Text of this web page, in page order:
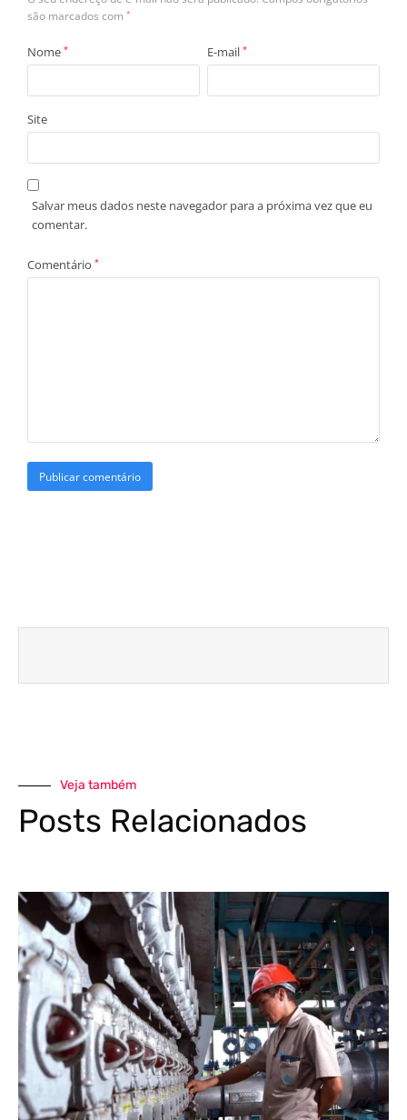
são marcados com *
Nome * E-mail *
Site
Salvar meus dados neste navegador para a próxima vez que eu
comentar.
Comentário *
Veja também
Posts Relacionados